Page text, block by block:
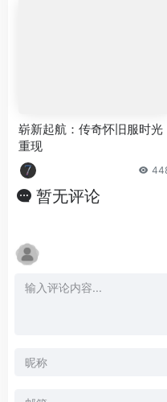
崭新起航：传奇怀旧服时光
重现
暂无评论